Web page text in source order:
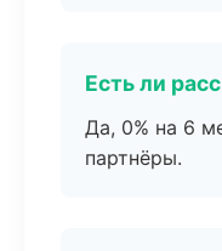
Есть ли
Да, 0% на 6
партнёры.